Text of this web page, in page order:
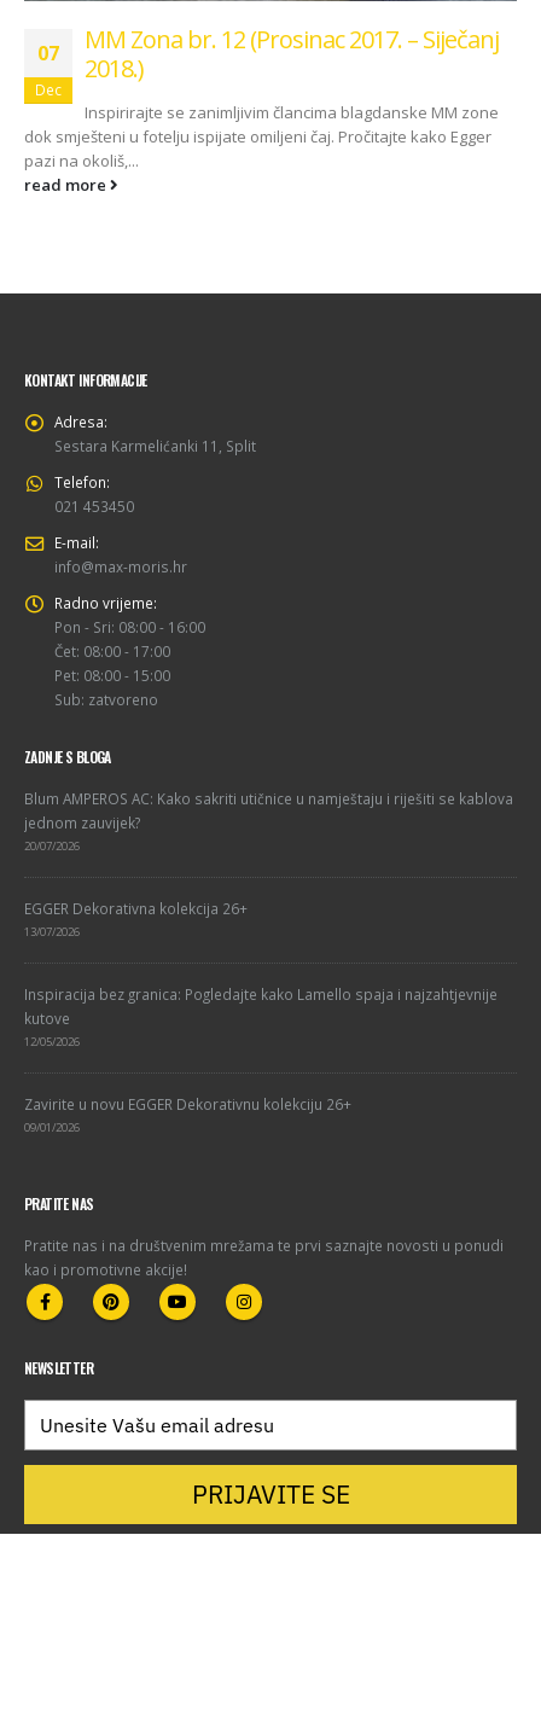
07
Dec
MM Zona br. 12 (Prosinac 2017. – Siječanj
2018.)
Inspirirajte se zanimljivim člancima blagdanske MM zone
dok smješteni u fotelju ispijate omiljeni čaj. Pročitajte kako Egger
pazi na okoliš,...
read more
KONTAKT INFORMACIJE
Adresa:
Sestara Karmelićanki 11, Split
Telefon:
021 453450
E-mail:
info@max-moris.hr
Radno vrijeme:
Pon - Sri: 08:00 - 16:00
Čet: 08:00 - 17:00
Pet: 08:00 - 15:00
Sub: zatvoreno
ZADNJE S BLOGA
Blum AMPEROS AC: Kako sakriti utičnice u namještaju i riješiti se kablova
jednom zauvijek?
20/07/2026
EGGER Dekorativna kolekcija 26+
13/07/2026
Inspiracija bez granica: Pogledajte kako Lamello spaja i najzahtjevnije
kutove
12/05/2026
Zavirite u novu EGGER Dekorativnu kolekciju 26+
09/01/2026
PRATITE NAS
Pratite nas i na društvenim mrežama te prvi saznajte novosti u ponudi
kao i promotivne akcije!
NEWSLETTER
PRIJAVITE SE